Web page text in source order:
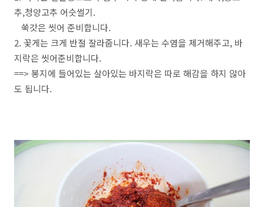
추,청양고추 어슷썰기.
쑥갓은 씻어 준비합니다.
2. 꽃게는 크게 반절 잘라줍니다. 새우는 수염을 제거해주고, 바
지락은 씻어준비합니다.
==> 봉지에 들어있는 살아있는 바지락은 따로 해감을 하지 않아
도 됩니다.